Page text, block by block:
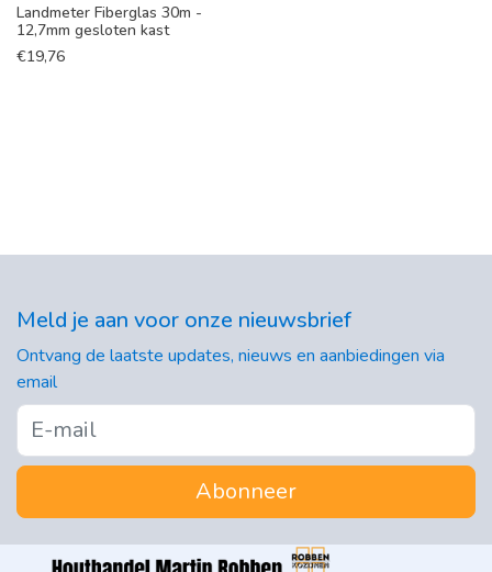
Landmeter Fiberglas 30m -
12,7mm gesloten kast
€19,76
Meld je aan voor onze nieuwsbrief
Ontvang de laatste updates, nieuws en aanbiedingen via
email
Abonneer